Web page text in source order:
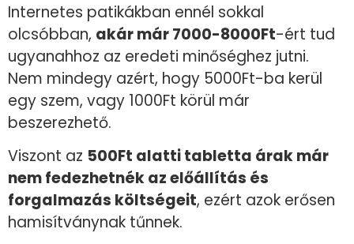
Internetes patikákban ennél sokkal
olcsóbban, akár már 7000-8000Ft-ért tud
ugyanahhoz az eredeti minőséghez jutni.
Nem mindegy azért, hogy 5000Ft-ba kerül
egy szem, vagy 1000Ft körül már
beszerezhető.
Viszont az 500Ft alatti tabletta árak már
nem fedezhetnék az előállítás és
forgalmazás költségeit, ezért azok erősen
hamisítványnak tűnnek.